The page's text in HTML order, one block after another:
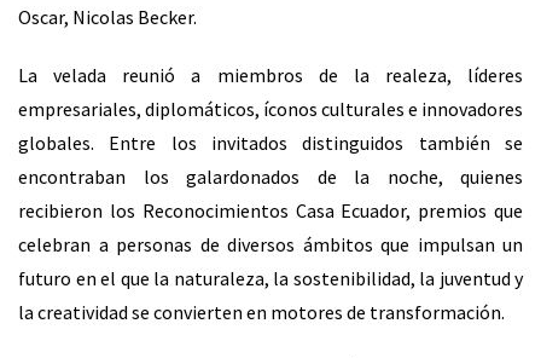
Oscar, Nicolas Becker.
La velada reunió a miembros de la realeza, líderes
empresariales, diplomáticos, íconos culturales e innovadores
globales. Entre los invitados distinguidos también se
encontraban los galardonados de la noche, quienes
recibieron los Reconocimientos Casa Ecuador, premios que
celebran a personas de diversos ámbitos que impulsan un
futuro en el que la naturaleza, la sostenibilidad, la juventud y
la creatividad se convierten en motores de transformación.